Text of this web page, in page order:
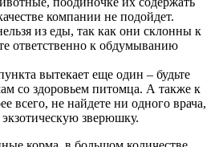
компании не подойдет.
из еды, так как они склонны к
ответственно к обдумыванию
вытекает еще один – будьте
со здоровьем питомца. А также к
всего, не найдете ни одного врача,
зверюшку.